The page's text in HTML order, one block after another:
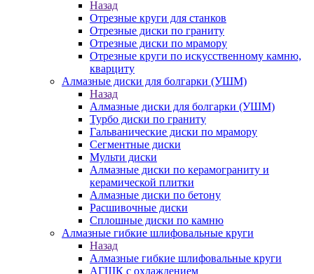
Назад
Отрезные круги для станков
Отрезные диски по граниту
Отрезные диски по мрамору
Отрезные круги по искусственному камню,
кварциту
Алмазные диски для болгарки (УШМ)
Назад
Алмазные диски для болгарки (УШМ)
Турбо диски по граниту
Гальванические диски по мрамору
Сегментные диски
Мульти диски
Алмазные диски по керамограниту и
керамической плитки
Алмазные диски по бетону
Расшивочные диски
Сплошные диски по камню
Алмазные гибкие шлифовальные круги
Назад
Алмазные гибкие шлифовальные круги
АГШК с охлаждением